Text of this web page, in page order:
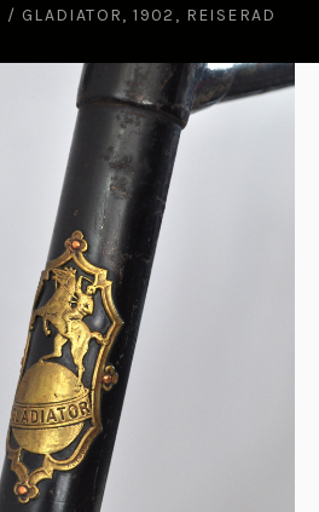
/ GLADIATOR, 1902, REISERAD